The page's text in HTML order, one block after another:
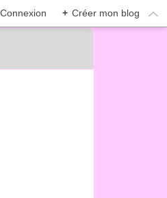
Connexion + Créer mon blog